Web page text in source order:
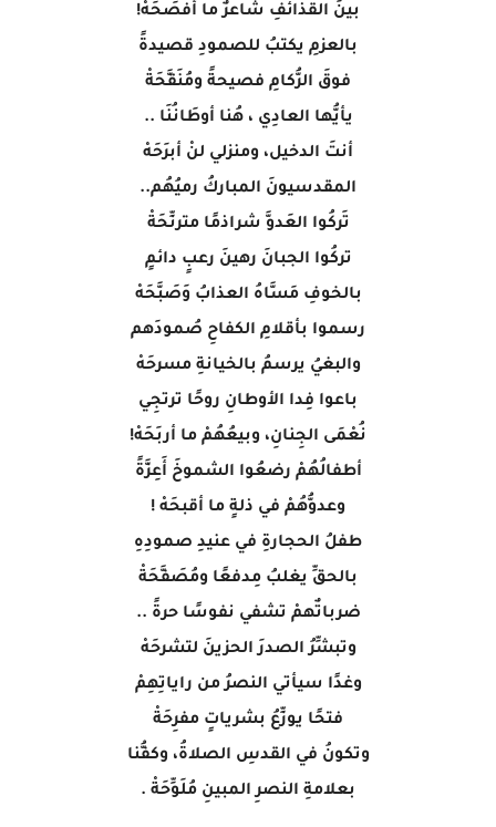
بينَ القذائفِ شاعرٌ ما أفصَحَهْ!
بالعزمِ يكتبُ للصمودِ قصيدةً
فوقَ الرُّكامِ فصيحةً ومُنَقَّحَةْ
يأيُّها العادِي ، هُنا أوطَانُنَا ..
أنتَ الدخيل، ومنزلي لنْ أبرَحَهْ
المقدسيونَ المباركُ رميُهُم..
تَركُوا العَدوَّ شراذمًا مترنِّحَةْ
تركُوا الجبانَ رهينَ رعبٍ دائمٍ
بالخوفِ مَسَّاهُ العذابُ وَصَبَّحَهْ
رسموا بأقلامِ الكفاحِ صُمودَهم
والبغيُ يرسمُ بالخيانةِ مسرحَهْ
باعوا فِدا الأوطانِ روحًا ترتجِي
نُعْمَى الجِنانِ، وبيعُهُمْ ما أربَحَهْ!
أطفالُهُمْ رضعُوا الشموخَ أَعِزَّةً
وعدوُّهُمْ في ذلةٍ ما أقبحَهْ !
طفلُ الحجارةِ في عنيدِ صمودِهِ
بالحقِّ يغلبُ مِدفعًا ومُصَفَّحَةْ
ضرباتٌهمْ تشفي نفوسًا حرةً ..
وتبشِّرُ الصدرَ الحزينَ لتشرحَهْ
وغدًا سيأتي النصرُ من راياتِهِمْ
فتحًا يوزِّعُ بشرياتٍ مفرِحَةْ
وتكونُ في القدسِ الصلاةُ، وكفُّنا
بعلامةِ النصرِ المبينِ مُلَوِّحَةْ .